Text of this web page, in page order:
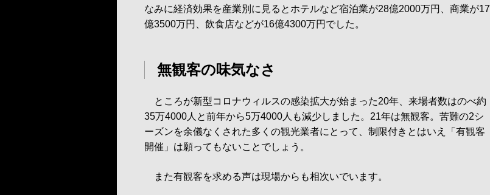
なみに経済効果を産業別に見るとホテルなど宿泊業が28億2000万円、商業が17
億3500万円、飲食店などが16億4300万円でした。
無観客の味気なさ
ところが新型コロナウィルスの感染拡大が始まった20年、来場者数はのべ約
35万4000人と前年から5万4000人も減少しました。21年は無観客。苦難の2シ
ーズンを余儀なくされた多くの観光業者にとって、制限付きとはいえ「有観客
開催」は願ってもないことでしょう。
また有観客を求める声は現場からも相次いでいます。